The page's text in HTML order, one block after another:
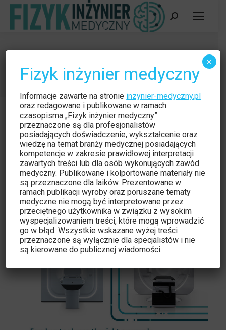
Szukaj:
Jesteś tutaj:
Strona główna Wydania
Fizyk inżynier medyczny
Informacje zawarte na stronie inzynier-medyczny.pl
oraz redagowane i publikowane w ramach
czasopisma „Fizyk inżynier medyczny”
przeznaczone są dla profesjonalistów
posiadających doświadczenie, wykształcenie oraz
wiedzę na temat branży medycznej posiadających
kompetencje w zakresie prawidłowej interpretacji
zawartych treści lub dla osób wykonujących zawód
medyczny. Publikowane i kolportowane materiały nie
są przeznaczone dla laików. Prezentowane w
ramach publikacji wyroby oraz poruszane tematy
medyczne nie mogą być interpretowane przez
przeciętnego użytkownika w związku z wysokim
wyspecjalizowaniem treści, które mogą wprowadzić
go w błąd. Wszystkie wskazane wyżej treści
przeznaczone są wyłącznie dla specjalistów i nie
są kierowane do publicznej wiadomości.
×